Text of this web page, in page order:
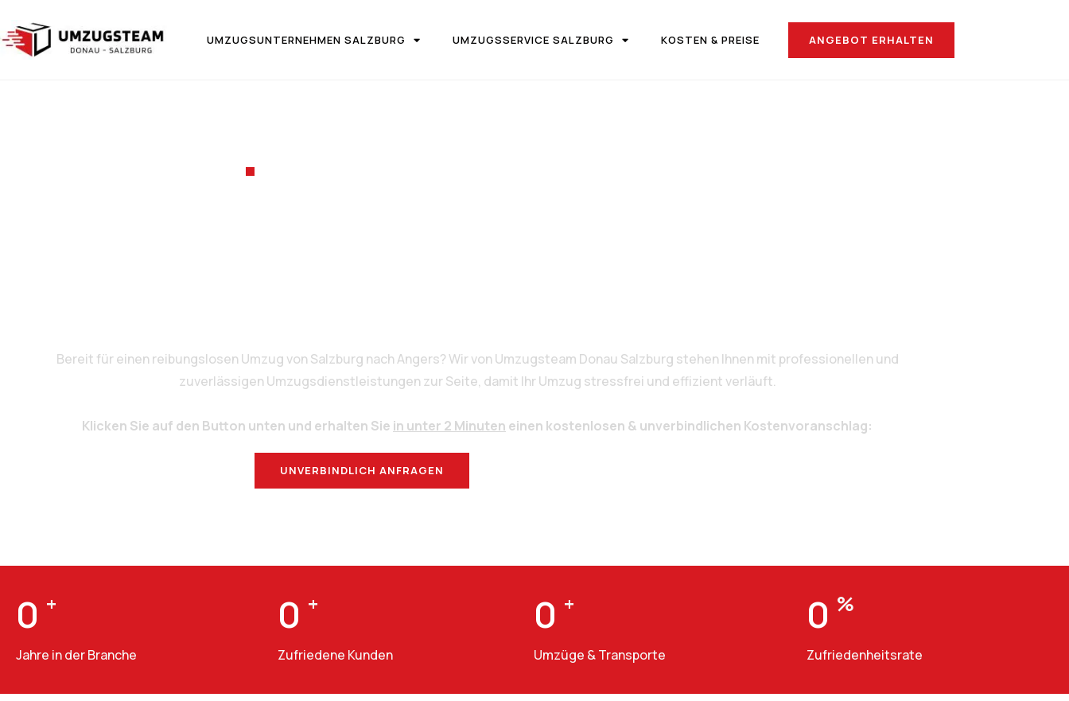
UMZUGSUNTERNEHMEN SALZBURG UMZUGSSERVICE SALZBURG KOSTEN & PREISE ANGEBOT ERHALTEN
Bereit für einen reibungslosen Umzug von Salzburg nach Angers? Wir von Umzugsteam Donau Salzburg stehen Ihnen mit professionellen und
zuverlässigen Umzugsdienstleistungen zur Seite, damit Ihr Umzug stressfrei und effizient verläuft.
Klicken Sie auf den Button unten und erhalten Sie in unter 2 Minuten einen kostenlosen & unverbindlichen Kostenvoranschlag:
UNVERBINDLICH ANFRAGEN
0 +
Jahre in der Branche
0 +
Zufriedene Kunden
0 +
Umzüge & Transporte
0 %
Zufriedenheitsrate